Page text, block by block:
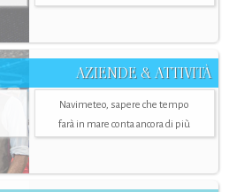
AZIENDE & ATTIVITÀ
Navimeteo, sapere che tempo
farà in mare conta ancora di più